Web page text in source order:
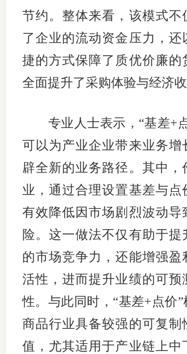
节约。整体来看，该模式不
了企业的流动资金压力，还
捷的方式保障了质优价廉的
全面提升了采购体验与经济收
专业人士表示，“基差+
可以为产业企业带来业务增
辟全新的业务路径。其中，
业，通过合理设置基差与点
有效降低因市场剧烈波动导
险。这一做法不仅有助于提
的市场竞争力，还能增强盈
活性，进而提升业绩的可预
性。与此同时，“基差+点价
商品行业具备较强的可复制
值，尤其适用于产业链上中